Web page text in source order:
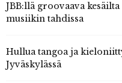
JBB:llä groovaava
musiikin tahdissa
Hullua tangoa ja
Jyväskylässä